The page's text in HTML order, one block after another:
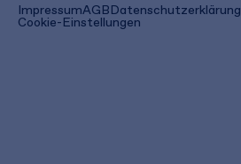
ImpressumAGB(öffnet
in
einem
Datenschutzerklärung
Cookie-Einstellungen